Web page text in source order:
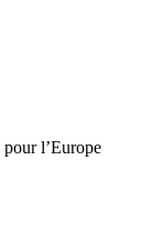
l’Europe